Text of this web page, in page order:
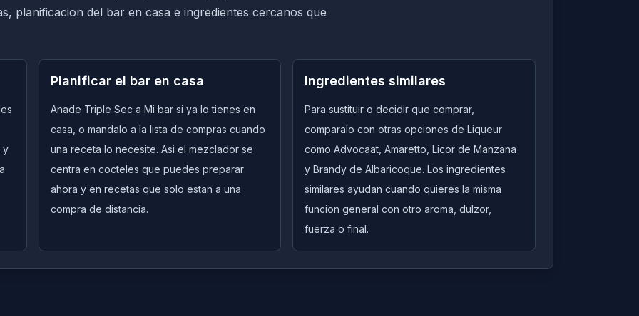
planificacion del bar en casa e ingredientes cercanos que
y
Planificar el bar en casa
Anade Triple Sec a Mi bar si ya lo tienes en
casa, o mandalo a la lista de compras cuando
una receta lo necesite. Asi el mezclador se
centra en cocteles que puedes preparar
ahora y en recetas que solo estan a una
compra de distancia.
Ingredientes similares
Para sustituir o decidir que comprar,
comparalo con otras opciones de Liqueur
como Advocaat, Amaretto, Licor de Manzana
y Brandy de Albaricoque. Los ingredientes
similares ayudan cuando quieres la misma
funcion general con otro aroma, dulzor,
fuerza o final.